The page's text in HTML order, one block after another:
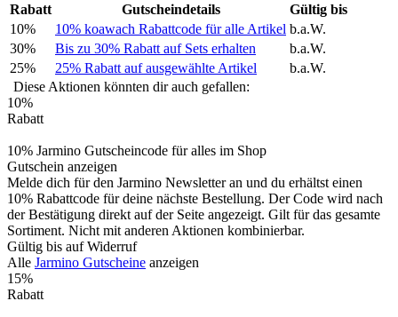
Rabatt Gutscheindetails
Gültig bis
10%
10% koawach Rabattcode für alle Artikel b.a.W.
30%
Bis zu 30% Rabatt auf Sets erhalten
b.a.W.
25%
25% Rabatt auf ausgewählte Artikel
b.a.W.
Diese Aktionen könnten dir auch gefallen:
10%
Rabatt
10% Jarmino Gutscheincode für alles im Shop
Gutschein anzeigen
Melde dich für den Jarmino Newsletter an und du erhältst einen
10% Rabattcode für deine nächste Bestellung. Der Code wird nach
der Bestätigung direkt auf der Seite angezeigt. Gilt für das gesamte
Sortiment. Nicht mit anderen Aktionen kombinierbar.
Gültig bis auf Widerruf
Alle Jarmino Gutscheine anzeigen
15%
Rabatt